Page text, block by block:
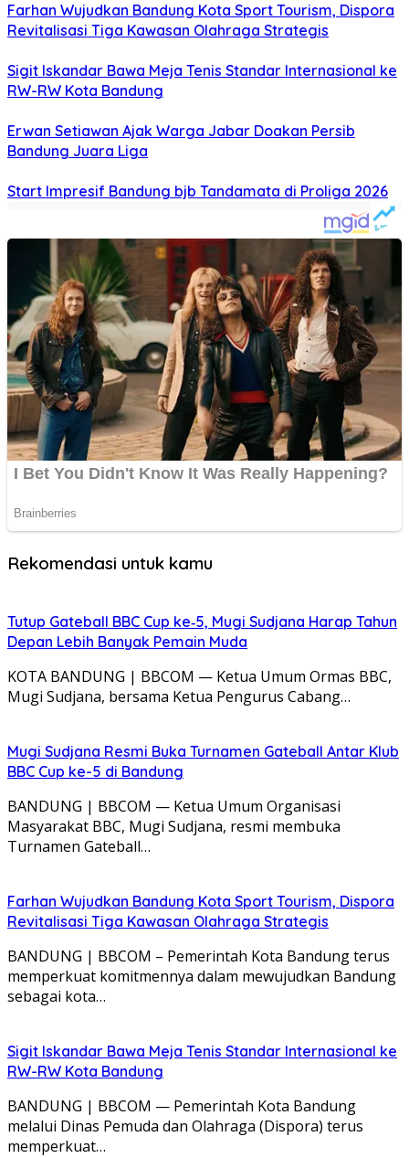
Farhan Wujudkan Bandung Kota Sport Tourism, Dispora
Revitalisasi Tiga Kawasan Olahraga Strategis
Sigit Iskandar Bawa Meja Tenis Standar Internasional ke
RW-RW Kota Bandung
Erwan Setiawan Ajak Warga Jabar Doakan Persib
Bandung Juara Liga
Start Impresif Bandung bjb Tandamata di Proliga 2026
Rekomendasi untuk kamu
Tutup Gateball BBC Cup ke‑5, Mugi Sudjana Harap Tahun
Depan Lebih Banyak Pemain Muda
KOTA BANDUNG | BBCOM — Ketua Umum Ormas BBC,
Mugi Sudjana, bersama Ketua Pengurus Cabang…
Mugi Sudjana Resmi Buka Turnamen Gateball Antar Klub
BBC Cup ke-5 di Bandung
BANDUNG | BBCOM — Ketua Umum Organisasi
Masyarakat BBC, Mugi Sudjana, resmi membuka
Turnamen Gateball…
Farhan Wujudkan Bandung Kota Sport Tourism, Dispora
Revitalisasi Tiga Kawasan Olahraga Strategis
BANDUNG | BBCOM – Pemerintah Kota Bandung terus
memperkuat komitmennya dalam mewujudkan Bandung
sebagai kota…
Sigit Iskandar Bawa Meja Tenis Standar Internasional ke
RW-RW Kota Bandung
BANDUNG | BBCOM — Pemerintah Kota Bandung
melalui Dinas Pemuda dan Olahraga (Dispora) terus
memperkuat…